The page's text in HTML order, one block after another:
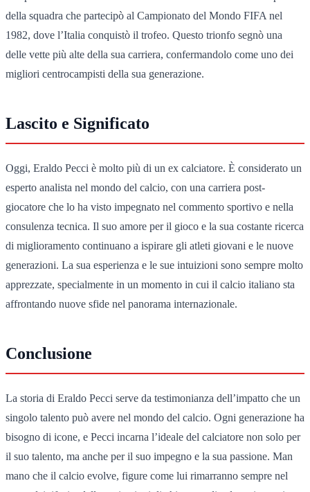
della squadra che partecipò al Campionato del Mondo FIFA nel
1982, dove l’Italia conquistò il trofeo. Questo trionfo segnò una
delle vette più alte della sua carriera, confermandolo come uno dei
migliori centrocampisti della sua generazione.
Lascito e Significato
Oggi, Eraldo Pecci è molto più di un ex calciatore. È considerato un
esperto analista nel mondo del calcio, con una carriera post-
giocatore che lo ha visto impegnato nel commento sportivo e nella
consulenza tecnica. Il suo amore per il gioco e la sua costante ricerca
di miglioramento continuano a ispirare gli atleti giovani e le nuove
generazioni. La sua esperienza e le sue intuizioni sono sempre molto
apprezzate, specialmente in un momento in cui il calcio italiano sta
affrontando nuove sfide nel panorama internazionale.
Conclusione
La storia di Eraldo Pecci serve da testimonianza dell’impatto che un
singolo talento può avere nel mondo del calcio. Ogni generazione ha
bisogno di icone, e Pecci incarna l’ideale del calciatore non solo per
il suo talento, ma anche per il suo impegno e la sua passione. Man
mano che il calcio evolve, figure come lui rimarranno sempre nel